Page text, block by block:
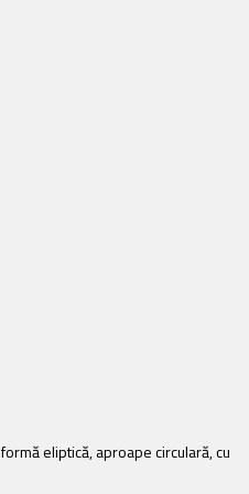
formă eliptică, aproape circulară, cu